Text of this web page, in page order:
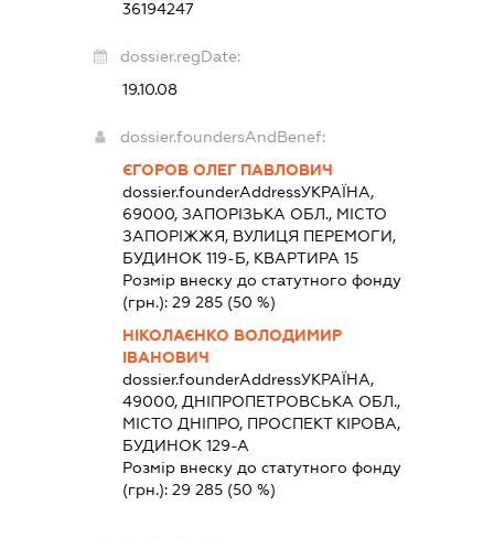
36194247
dossier.regDate:
19.10.08
dossier.foundersAndBenef:
ЄГОРОВ ОЛЕГ ПАВЛОВИЧ
dossier.founderAddressУКРАЇНА,
69000, ЗАПОРІЗЬКА ОБЛ., МІСТО
ЗАПОРІЖЖЯ, ВУЛИЦЯ ПЕРЕМОГИ,
БУДИНОК 119-Б, КВАРТИРА 15
Розмір внеску до статутного фонду
(грн.):29 285 (50 %)
НІКОЛАЄНКО ВОЛОДИМИР
ІВАНОВИЧ
dossier.founderAddressУКРАЇНА,
49000, ДНІПРОПЕТРОВСЬКА ОБЛ.,
МІСТО ДНІПРО, ПРОСПЕКТ КІРОВА,
БУДИНОК 129-А
Розмір внеску до статутного фонду
(грн.):29 285 (50 %)